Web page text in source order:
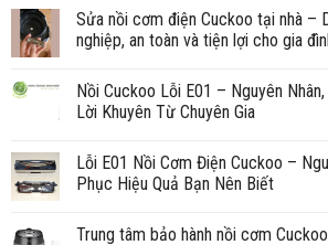
Sửa nồi cơm điện Cuckoo tại nhà –
nghiệp, an toàn và tiện lợi cho gia
Nồi Cuckoo Lỗi E01 – Nguyên
Lời Khuyên Từ Chuyên Gia
Lỗi E01 Nồi Cơm Điện Cuckoo –
Phục Hiệu Quả Bạn Nên Biết
Trung tâm bảo hành nồi cơm